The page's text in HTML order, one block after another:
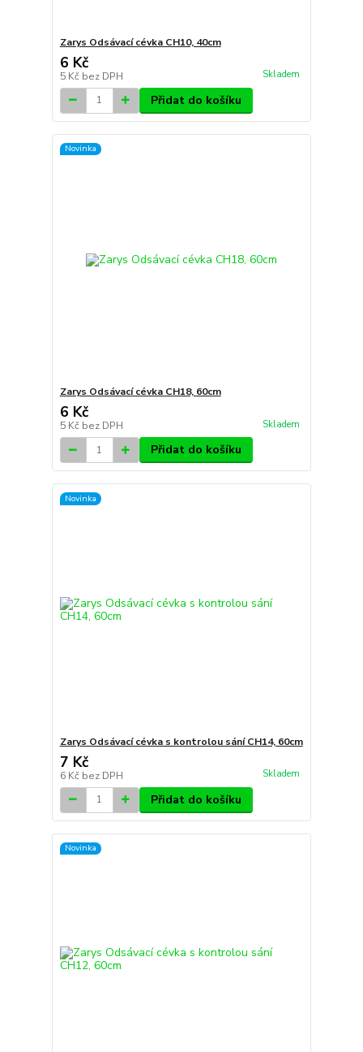
Zarys Odsávací cévka CH10, 40cm
6 Kč
5 Kč bez DPH Skladem
Přidat do košíku
Novinka
Zarys Odsávací cévka CH18, 60cm
6 Kč
5 Kč bez DPH Skladem
Přidat do košíku
Novinka
Zarys Odsávací cévka s kontrolou sání CH14, 60cm
7 Kč
6 Kč bez DPH Skladem
Přidat do košíku
Novinka